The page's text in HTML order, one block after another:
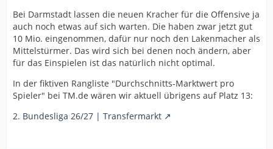
Bei Darmstadt lassen die neuen Kracher für die Offensive ja
auch noch etwas auf sich warten. Die haben zwar jetzt gut
10 Mio. eingenommen, dafür nur noch den Lakenmacher als
Mittelstürmer. Das wird sich bei denen noch ändern, aber
für das Einspielen ist das natürlich nicht optimal.
In der fiktiven Rangliste "Durchschnitts-Marktwert pro
Spieler" bei TM.de wären wir aktuell übrigens auf Platz 13:
2. Bundesliga 26/27 | Transfermarkt